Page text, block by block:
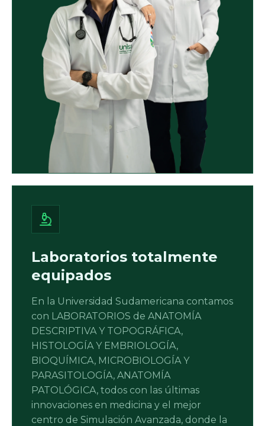
Laboratorios totalmente
equipados
En la Universidad Sudamericana contamos
con LABORATORIOS de ANATOMÍA
DESCRIPTIVA Y TOPOGRÁFICA,
HISTOLOGÍA Y EMBRIOLOGÍA,
BIOQUÍMICA, MICROBIOLOGÍA Y
PARASITOLOGÍA, ANATOMÍA
PATOLÓGICA, todos con las últimas
innovaciones en medicina y el mejor
centro de Simulación Avanzada, donde la